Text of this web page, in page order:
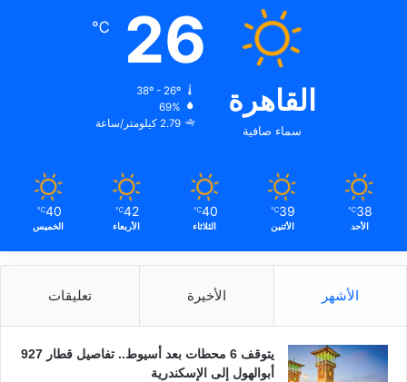
القاهرة
سماء صافية
26
℃
38º - 26º
69%
2.79 كيلومتر/ساعة
38
℃
الأحد
39
℃
الأثنين
40
℃
الثلاثاء
42
℃
الأربعاء
40
℃
الخميس
الأشهر الأخيرة تعليقات
يتوقف 6 محطات بعد أسيوط.. تفاصيل قطار 927
أبوالهول إلى الإسكندرية